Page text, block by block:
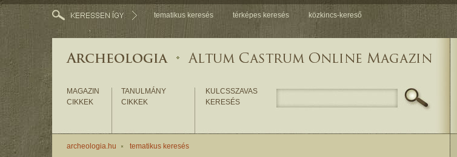
tematikus keresés térképes keresés közkincs-kereső
MAGAZIN
CIKKEK
TANULMÁNY
CIKKEK
KULCSSZAVAS
KERESÉS
archeologia.hu tematikus keresés